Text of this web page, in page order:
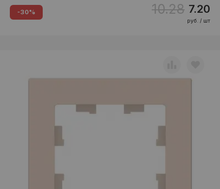
-30% 10.28 7.20
руб. / шт